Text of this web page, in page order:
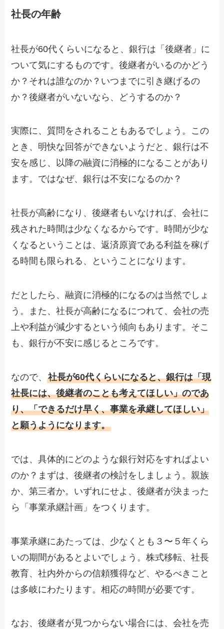
社長の年齢
社長が60代くらいになると、銀行は「後継者」に
ついて気にするものです。後継者がいるのかどう
か？それは誰なのか？いつまでに引き継げるの
か？後継者がいないなら、どうするのか？
実際に、質問をされることもあるでしょう。この
とき、明快な回答ができないようだと、銀行は不
安を感じ、以降の融資に消極的になることがあり
ます。ではなぜ、銀行は不安になるのか？
社長が高齢になり、後継者もいなければ、会社に
残された時間は少なくなるからです。時間が少な
くなるということは、返済原資である利益を稼げ
る時間も限られる、ということになります。
だとしたら、融資に消極的になるのは当然でしょ
う。また、社長が高齢になるにつれて、会社の売
上や利益が減少するという傾向もあります。そこ
も、銀行が不安に感じるところです。
なので、社長が60代くらいになると、銀行は「現
社長には、後継者のことも考えてほしい」のであ
り、「できるだけ早く、事業を承継してほしい」
と願うようになります。
では、具体的にどのような銀行対応をすればよい
のか？まずは、後継者の検討をしましょう。親族
か、第三者か。いずれにせよ、後継者が決まった
ら「事業承継計画」をつくります。
事業承継にあたっては、少なくとも３〜５年くら
いの期間があるとよいでしょう。株式移転、社長
教育、社内外からの信頼獲得など、やるべきこと
は多岐にわたります。相応の時間が必要です。
なお、後継者が見つからない場合には、会社を売